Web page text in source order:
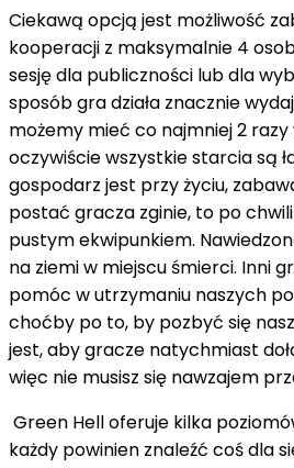
Ciekawą opcją jest możliwość
kooperacji z maksymalnie 4
sesję dla publiczności lub dla
sposób gra działa znacznie
możemy mieć co najmniej 2
oczywiście wszystkie starcia są
gospodarz jest przy życiu,
postać gracza zginie, to po
pustym ekwipunkiem.
na ziemi w miejscu śmierci. Inni
pomóc w utrzymaniu naszych
choćby po to, by pozbyć się
jest, aby gracze natychmiast
więc nie musisz się nawzajem
Green Hell oferuje kilka
każdy powinien znaleźć coś dla